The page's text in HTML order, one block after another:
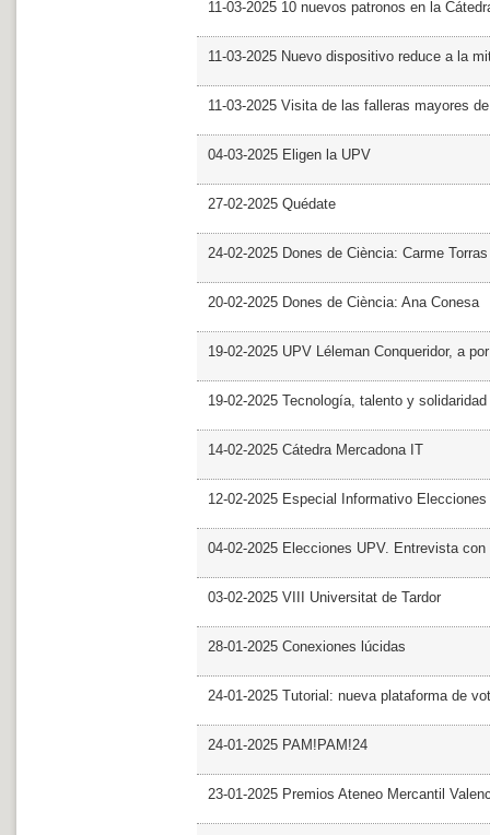
11-03-2025 10 nuevos patronos en la
11-03-2025 Nuevo dispositivo reduce a la
11-03-2025 Visita de las falleras mayores
04-03-2025 Eligen la UPV
27-02-2025 Quédate
24-02-2025 Dones de Ciència: Carme Torras
20-02-2025 Dones de Ciència: Ana Conesa
19-02-2025 UPV Léleman Conqueridor, a
19-02-2025 Tecnología, talento y
14-02-2025 Cátedra Mercadona IT
12-02-2025 Especial Informativo Elecciones
04-02-2025 Elecciones UPV. Entrevista con
03-02-2025 VIII Universitat de Tardor
28-01-2025 Conexiones lúcidas
24-01-2025 Tutorial: nueva plataforma de
24-01-2025 PAM!PAM!24
23-01-2025 Premios Ateneo Mercantil